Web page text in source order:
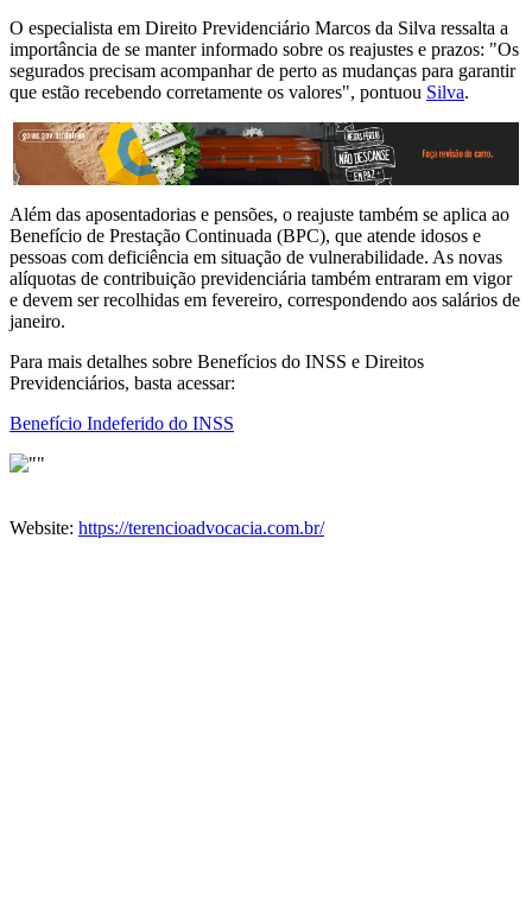
O especialista em Direito Previdenciário Marcos da Silva ressalta a
importância de se manter informado sobre os reajustes e prazos: "Os
segurados precisam acompanhar de perto as mudanças para garantir
que estão recebendo corretamente os valores", pontuou Silva​.
Além das aposentadorias e pensões, o reajuste também se aplica ao
Benefício de Prestação Continuada (BPC), que atende idosos e
pessoas com deficiência em situação de vulnerabilidade. As novas
alíquotas de contribuição previdenciária também entraram em vigor
e devem ser recolhidas em fevereiro, correspondendo aos salários de
janeiro.
Para mais detalhes sobre Benefícios do INSS e Direitos
Previdenciários, basta acessar:
Benefício Indeferido do INSS
Website: https://terencioadvocacia.com.br/